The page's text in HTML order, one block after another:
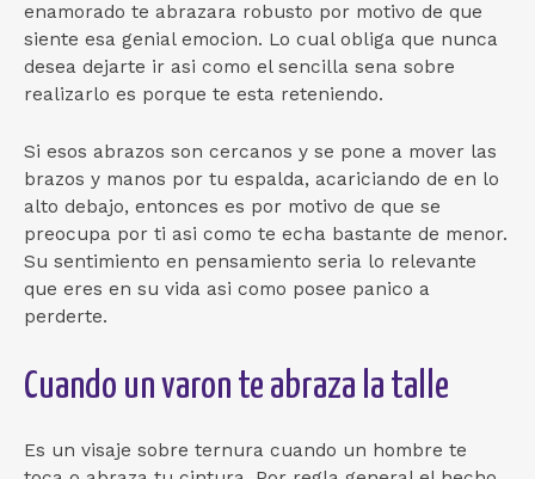
enamorado te abrazara robusto por motivo de que
siente esa genial emocion. Lo cual obliga que nunca
desea dejarte ir asi­ como el sencilla sena sobre
realizarlo es porque te esta reteniendo.
Si esos abrazos son cercanos y se pone a mover las
brazos y manos por tu espalda, acariciando de en lo
alto debajo, entonces es por motivo de que se
preocupa por ti asi­ como te echa bastante de menor.
Su sentimiento en pensamiento seri­a lo relevante
que eres en su vida asi­ como posee panico a
perderte.
Cuando un varon te abraza la talle
Es un visaje sobre ternura cuando un hombre te